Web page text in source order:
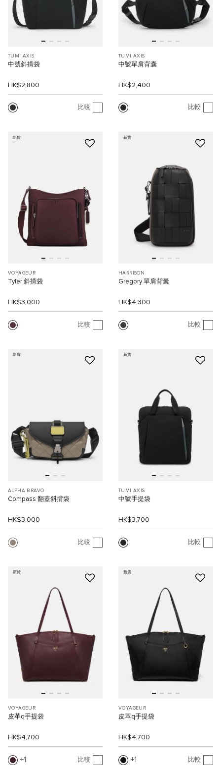
TUMI AXIS
中號斜揹袋
HK$2,800
比較
TUMI AXIS
中號單肩背囊
HK$2,400
比較
新貨
VOYAGEUR
Tyler 斜揹袋
HK$3,000
比較
新貨
HARRISON
Gregory 單肩背囊
HK$4,300
比較
新貨
ALPHA BRAVO
Compass 翻蓋斜揹袋
HK$3,000
比較
新貨
TUMI AXIS
中號手提袋
HK$3,700
比較
新貨
VOYAGEUR
皮革q手提袋
HK$4,700
1 比較
新貨
VOYAGEUR
皮革q手提袋
HK$4,700
1 比較